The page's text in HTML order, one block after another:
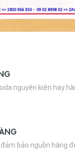
nguyên kiện hay
đảm bảo nguồn hàng